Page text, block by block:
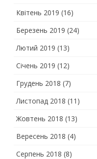
Квітень 2019 (16)
Березень 2019 (24)
Лютий 2019 (13)
Січень 2019 (12)
Грудень 2018 (7)
Листопад 2018 (11)
Жовтень 2018 (13)
Вересень 2018 (4)
Серпень 2018 (8)